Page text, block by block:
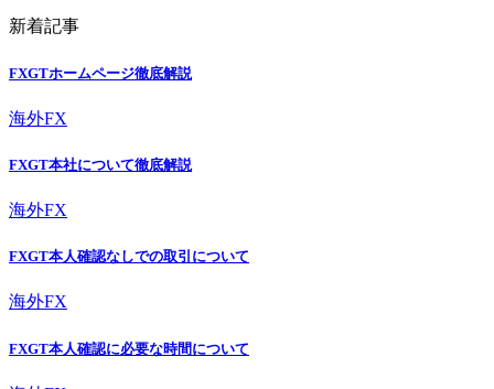
新着記事
FXGTホームページ徹底解説
海外FX
FXGT本社について徹底解説
海外FX
FXGT本人確認なしでの取引について
海外FX
FXGT本人確認に必要な時間について